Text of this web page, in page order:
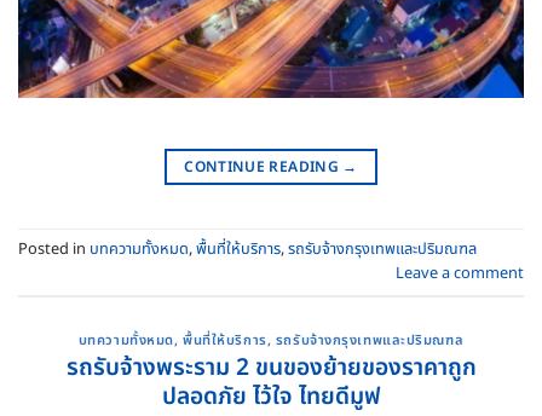
CONTINUE READING →
Posted in บทความทั้งหมด,พื้นที่ให้บริการ,รถรับจ้างกรุงเทพและปริมณฑล
Leave a comment
บทความทั้งหมด,พื้นที่ให้บริการ, รถรับจ้างกรุงเทพและปริมณฑล
รถรับจ้างพระราม 2 ขนของย้ายของราคาถูก
ปลอดภัย ไว้ใจ ไทยดีมูฟ